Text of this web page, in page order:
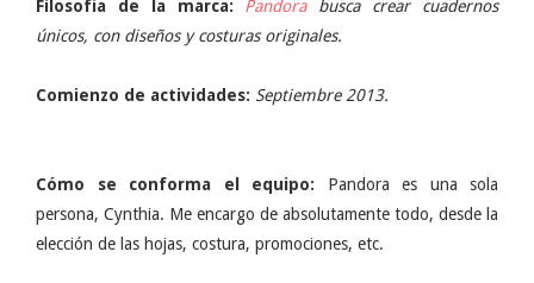
Filosofía de la marca: Pandorabusca crear cuadernos
únicos, con diseños y costuras originales.
Comienzo de actividades: Septiembre 2013.
Cómo se conforma el equipo: Pandora es una sola
persona, Cynthia. Me encargo de absolutamente todo, desde la
elección de las hojas, costura, promociones, etc.